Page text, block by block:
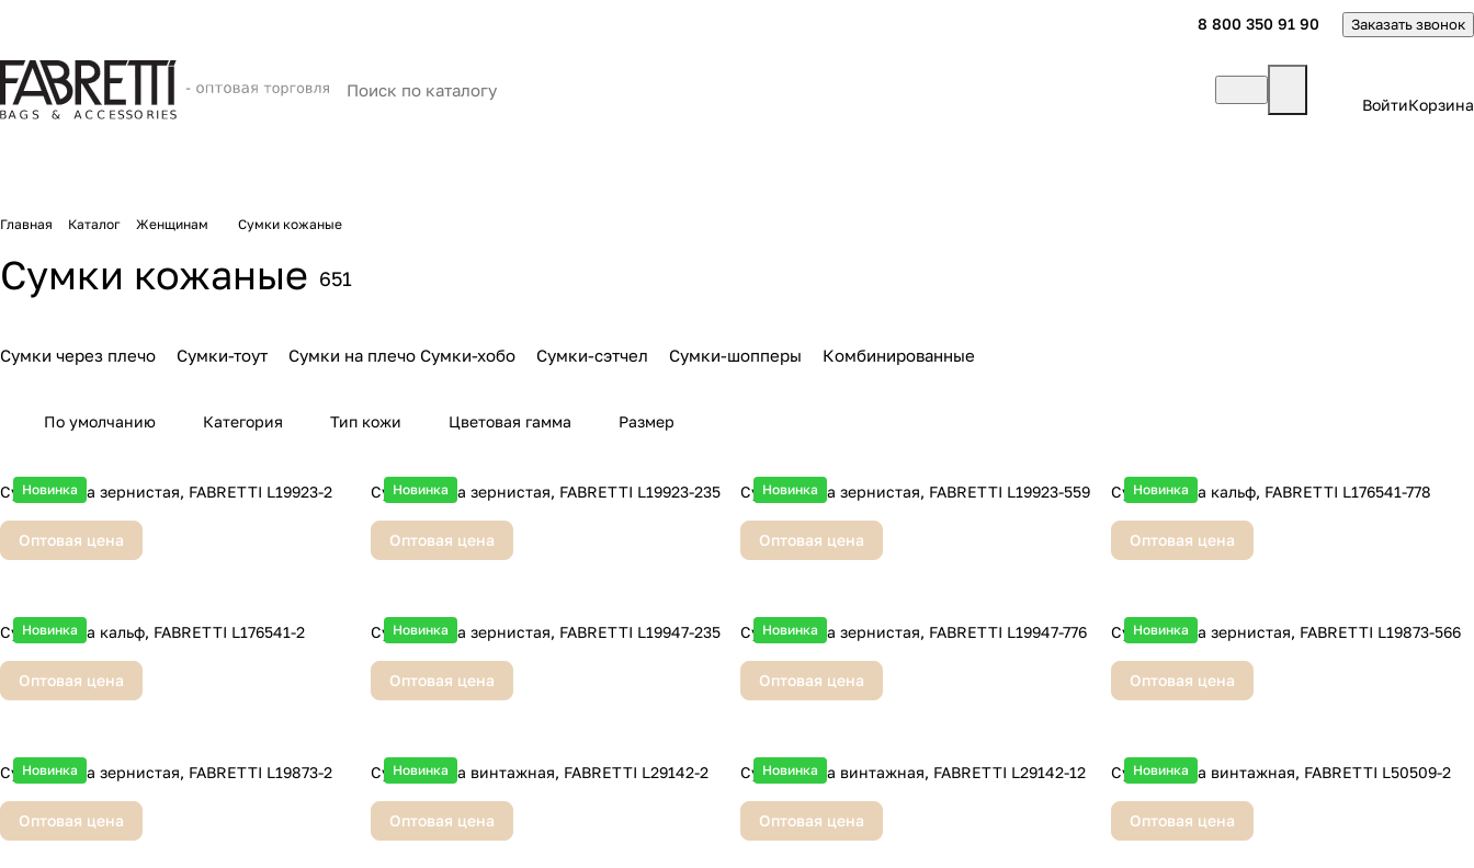
8 800 350 91 90 Заказать звонок
ВойтиКорзина
Главная Каталог Женщинам Сумки кожаные
Сумки кожаные 651
Сумки через плечо Сумки-тоут Сумки на плечо Сумки-хобо Сумки-сэтчел Сумки-шопперы Комбинированные
По умолчанию Категория Тип кожи Цветовая гамма Размер
Новинка
Сумка, кожа зернистая, FABRETTI L19923-2
Оптовая цена
Новинка
Сумка, кожа зернистая, FABRETTI L19923-235
Оптовая цена
Новинка
Сумка, кожа зернистая, FABRETTI L19923-559
Оптовая цена
Новинка
Сумка, кожа кальф, FABRETTI L176541-778
Оптовая цена
Новинка
Сумка, кожа кальф, FABRETTI L176541-2
Оптовая цена
Новинка
Сумка, кожа зернистая, FABRETTI L19947-235
Оптовая цена
Новинка
Сумка, кожа зернистая, FABRETTI L19947-776
Оптовая цена
Новинка
Сумка, кожа зернистая, FABRETTI L19873-566
Оптовая цена
Новинка
Сумка, кожа зернистая, FABRETTI L19873-2
Оптовая цена
Новинка
Сумка, кожа винтажная, FABRETTI L29142-2
Оптовая цена
Новинка
Сумка, кожа винтажная, FABRETTI L29142-12
Оптовая цена
Новинка
Сумка, кожа винтажная, FABRETTI L50509-2
Оптовая цена